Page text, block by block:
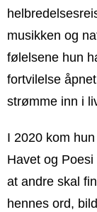
musikken og
følelsene hun
fortvilelse
strømme inn i
I 2020 kom
Havet og
at andre skal
hennes ord,